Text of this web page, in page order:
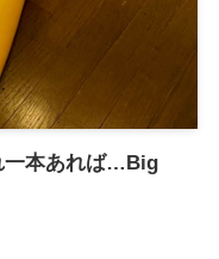
一本あれば…Big